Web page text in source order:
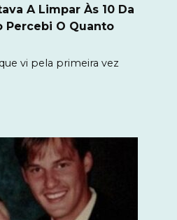
A Limpar Às 10 Da
Percebi O Quanto
vi pela primeira vez